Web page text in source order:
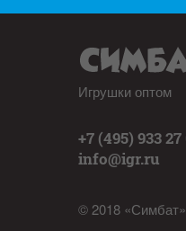
Игрушки оптом
+7 (495) 933 27
info@igr.ru
© 2018 «Симбат»